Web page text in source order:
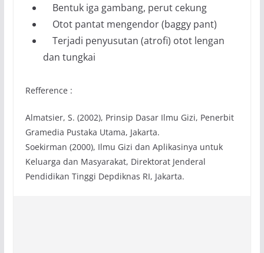
Bentuk iga gambang, perut cekung
Otot pantat mengendor (baggy pant)
Terjadi penyusutan (atrofi) otot lengan
dan tungkai
Refference :
Almatsier, S. (2002), Prinsip Dasar Ilmu Gizi, Penerbit
Gramedia Pustaka Utama, Jakarta.
Soekirman (2000), Ilmu Gizi dan Aplikasinya untuk
Keluarga dan Masyarakat, Direktorat Jenderal
Pendidikan Tinggi Depdiknas RI, Jakarta.